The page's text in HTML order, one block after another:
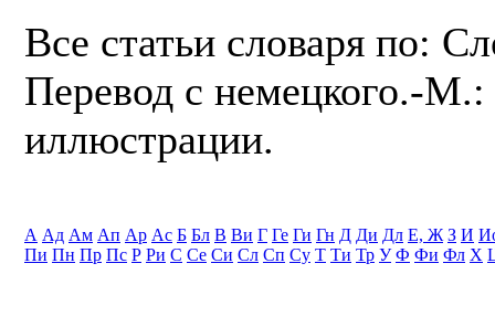
Все статьи словаря по:
Перевод с немецкого.-
иллюстрации.
А Ад Ам Ап Ар Ас Б Бл В Ви Г Ге Ги Гн Д Ди Дл Е, Ж З И
Пи Пн Пр Пс Р Ри С Се Си Сл Сп Су Т Ти Тр У Ф Фи Фл Х